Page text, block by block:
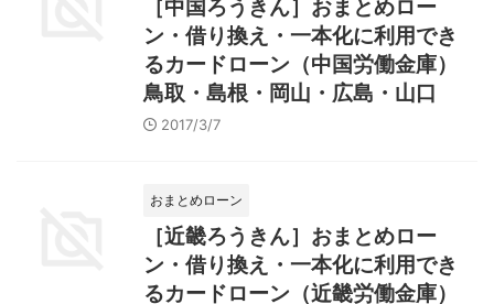
［中国ろうきん］おまとめロー
ン・借り換え・一本化に利用でき
るカードローン（中国労働金庫）
鳥取・島根・岡山・広島・山口
2017/3/7
おまとめローン
［近畿ろうきん］おまとめロー
ン・借り換え・一本化に利用でき
るカードローン（近畿労働金庫）